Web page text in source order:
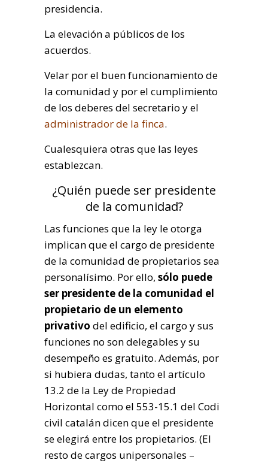
presidencia.
La elevación a públicos de los
acuerdos.
Velar por el buen funcionamiento de
la comunidad y por el cumplimiento
de los deberes del secretario y el
administrador de la finca.
Cualesquiera otras que las leyes
establezcan.
¿Quién puede ser presidente
de la comunidad?
Las funciones que la ley le otorga
implican que el cargo de presidente
de la comunidad de propietarios sea
personalísimo. Por ello, sólo puede
ser presidente de la comunidad el
propietario de un elemento
privativo del edificio, el cargo y sus
funciones no son delegables y su
desempeño es gratuito. Además, por
si hubiera dudas, tanto el artículo
13.2 de la Ley de Propiedad
Horizontal como el 553-15.1 del Codi
civil catalán dicen que el presidente
se elegirá entre los propietarios. (El
resto de cargos unipersonales –